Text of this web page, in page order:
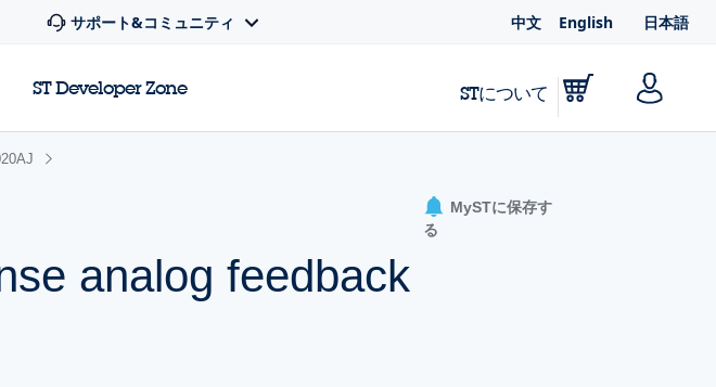
サポート&コミュニティ 中文 English 日本語
ST Developer Zone STについて
analog feedback
MySTに保存す
る